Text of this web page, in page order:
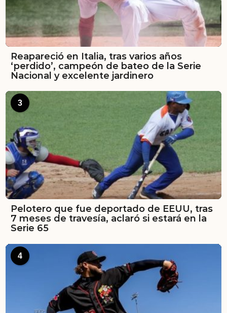
Reapareció en Italia, tras varios años
‘perdido’, campeón de bateo de la Serie
Nacional y excelente jardinero
3
Pelotero que fue deportado de EEUU, tras
7 meses de travesía, aclaró si estará en la
Serie 65
4